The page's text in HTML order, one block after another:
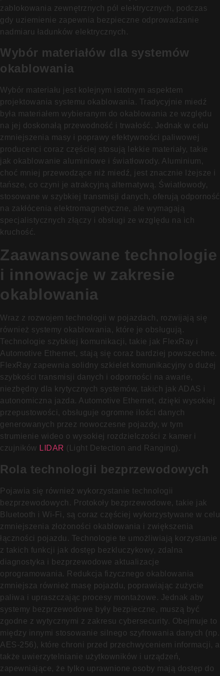
zablokowania zewnętrznych pól elektrycznych, podczas
gdy uziemienie zapewnia bezpieczne odprowadzanie
nadmiaru ładunków elektrycznych.
Wybór materiałów dla systemów
okablowania
Wybór materiału jest kolejnym istotnym aspektem
projektowania systemu okablowania. Tradycyjnie miedź
była materiałem wybieranym do okablowania ze względu
na jej doskonałą przewodność i trwałość. Jednak w celu
zmniejszenia masy i poprawy efektywności paliwowej
producenci coraz częściej stosują lekkie materiały, takie
jak okablowanie aluminiowe i światłowody. Aluminium,
choć mniej przewodzące niż miedź, jest znacznie lżejsze i
tańsze, co czyni je atrakcyjną alternatywą. Światłowody,
stosowane w szybkiej transmisji danych, oferują odporność
na zakłócenia elektromagnetyczne, ale wymagają
specjalistycznych złączy i obsługi ze względu na ich
kruchość.
Zaawansowane technologie
i innowacje w zakresie
okablowania
Wraz z rozwojem technologii w pojazdach, rozwijają się
również systemy okablowania, które je obsługują.
Technologie szybkiej komunikacji, takie jak FlexRay i
Automotive Ethernet, stają się coraz bardziej powszechne.
FlexRay zapewnia solidny szkielet komunikacyjny o dużej
szybkości transmisji danych i odporności na awarie,
niezbędny dla krytycznych systemów, takich jak ADAS i
autonomiczna jazda. Automotive Ethernet, dzięki wysokiej
przepustowości, obsługuje ogromne ilości danych
generowanych przez nowoczesne pojazdy, w tym
strumienie wideo o wysokiej rozdzielczości z kamer i
czujników LIDAR (Light Detection and Ranging).
Rola technologii bezprzewodowych
Pojawia się również wykorzystanie technologii
bezprzewodowych. Protokoły bezprzewodowe, takie jak
Bluetooth i Wi-Fi, są coraz częściej wykorzystywane w celu
zmniejszenia złożoności okablowania i zwiększenia
łączności pojazdu. Technologie te umożliwiają korzystanie
z takich funkcji jak dostęp bezkluczykowy, zdalna
diagnostyka i bezprzewodowe aktualizacje
oprogramowania. Redukcja fizycznego okablowania
zmniejsza również masę pojazdu, poprawiając zużycie
paliwa i upraszczając procesy montażowe. Jednak aby
systemy bezprzewodowe były bezpieczne, muszą być
zgodne z wytycznymi z zakresu cybersecurity. Obejmuje to
między innymi stosowanie silnego szyfrowania danych (np.
AES-256), które chroni przed przechwyceniem informacji, a
także uwierzytelnianie użytkowników i urządzeń,
zapewniające, że tylko uprawnione osoby mają dostęp do